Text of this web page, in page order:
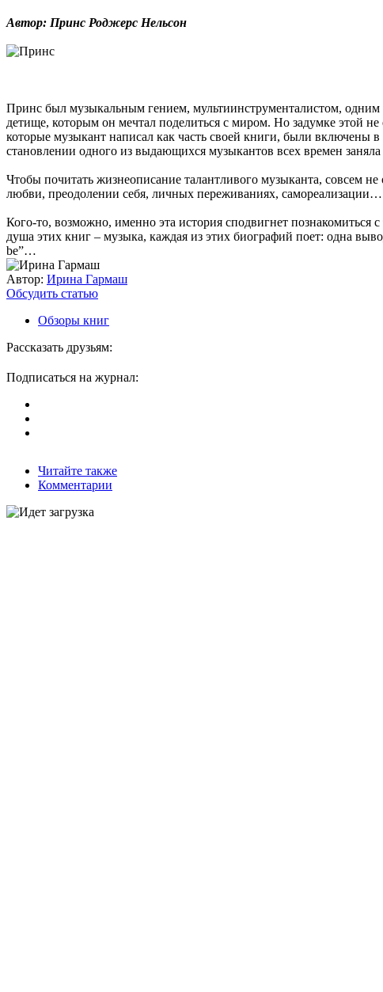
Автор: Принс Роджерс Нельсон
Принс был музыкальным гением, мультиинструменталистом,
детище, которым он мечтал поделиться с миром. Но задумке этой
которые музыкант написал как часть своей книги, были включены
становлении одного из выдающихся музыкантов всех времен
Чтобы почитать жизнеописание талантливого музыканта, совсем
любви, преодолении себя, личных переживаниях,
Кого-то, возможно, именно эта история сподвигнет
душа этих книг – музыка, каждая из этих биографий поет: одна
be”…
Автор: Ирина Гармаш
Обсудить статью
Обзоры книг
Рассказать друзьям:
Подписаться на журнал:
Читайте также
Комментарии